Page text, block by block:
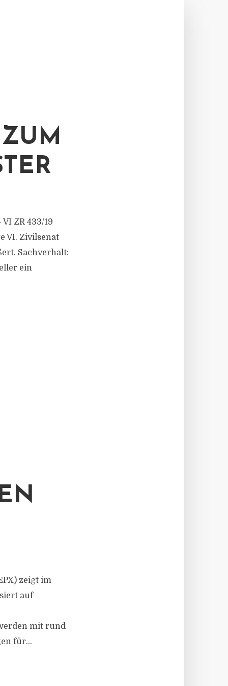
ZR 433/19
VI. Zivilsenat
Sachverhalt:
ein
zeigt im
auf
mit rund
für...